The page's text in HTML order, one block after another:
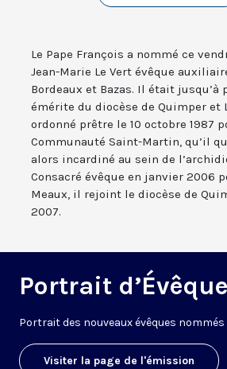
Le Pape François a nommé ce
Jean-Marie Le Vert évêque
Bordeaux et Bazas. Il était jusqu’à
émérite du diocèse de Quimper et
ordonné prêtre le 10 octobre 1987
Communauté Saint-Martin, qu’il
alors incardiné au sein de
Consacré évêque en janvier 2006
Meaux, il rejoint le diocèse de
2007.
Portrait d’Évêque
Portrait des nouveaux évêques nommés
Visiter la page de l'émission